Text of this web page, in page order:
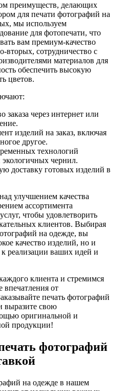
преимуществ, делающих
для печати фотографий на
мы используем
для фотопечати, что
вам премиум-качество
вторых, сотрудничество с
материалов для
обеспечить высокую
цветов.
заказа через интернет или
изделий на заказ, включая
другое.
технологий
чернил.
доставку готовых изделий в
улучшением качества
ассортимента
чтобы удовлетворить
клиентов. Выбирая
на одежде, вы
качество изделий, но и
реализации ваших идей и
клиента и стремимся
впечатления от
печать фотографий
выразите свою
оригинальной и
продукции!
фотографий
на одежде в нашем